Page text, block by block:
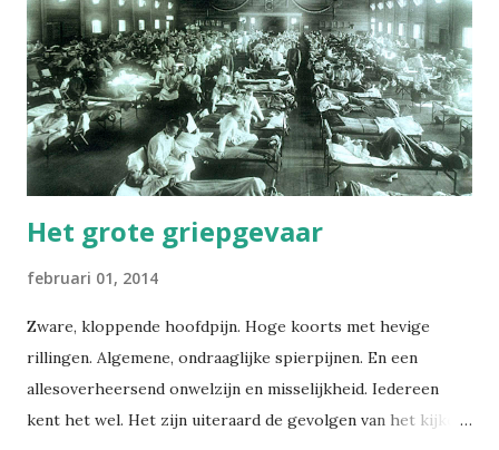
het-- Een winterdepressie is een depressie die je in de
wintermaanden hebt. Duh. De symptomen lijken dus ook
behoorlijk veel op een gewone depressie. Zo heb je de
(soms zeer uitgesproken) vermoeidheid, en je voelt je
somber en prikkelbaar. Zo zijn er nog een aantal
symptomen, maar ik heb geen zin om die verde...
Het grote griepgevaar
februari 01, 2014
Zware, kloppende hoofdpijn. Hoge koorts met hevige
rillingen. Algemene, ondraaglijke spierpijnen. En een
allesoverheersend onwelzijn en misselijkheid. Iedereen
kent het wel. Het zijn uiteraard de gevolgen van het kijken